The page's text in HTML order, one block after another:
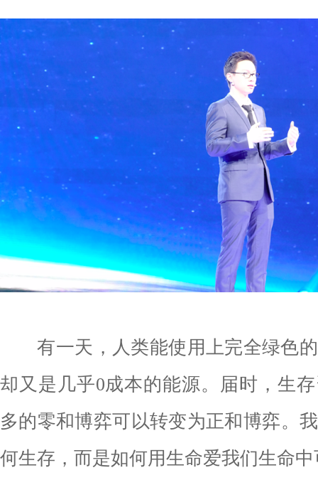
有一天，人类能使用上完全绿色的
却又是几乎0成本的能源。届时，生
多的零和博弈可以转变为正和博弈。
何生存，而是如何用生命爱我们生命